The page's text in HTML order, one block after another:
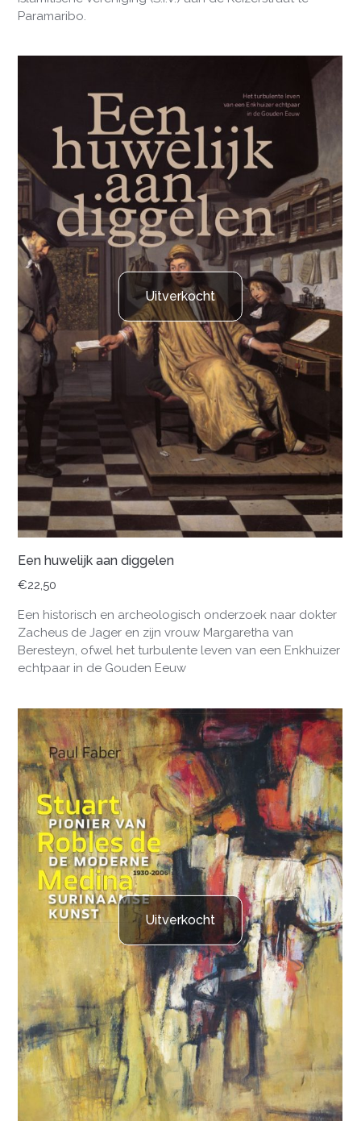
Paramaribo.
Uitverkocht
Een huwelijk aan diggelen
€22,50
Een historisch en archeologisch onderzoek naar dokter
Zacheus de Jager en zijn vrouw Margaretha van
Beresteyn, ofwel het turbulente leven van een Enkhuizer
echtpaar in de Gouden Eeuw
Uitverkocht